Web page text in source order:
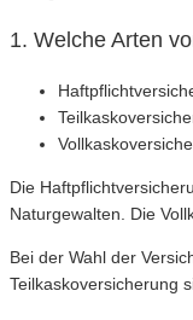
1. Welche Arten
Die
Naturgewalten. Die
Bei der Wahl der
Teilkaskoversicherung